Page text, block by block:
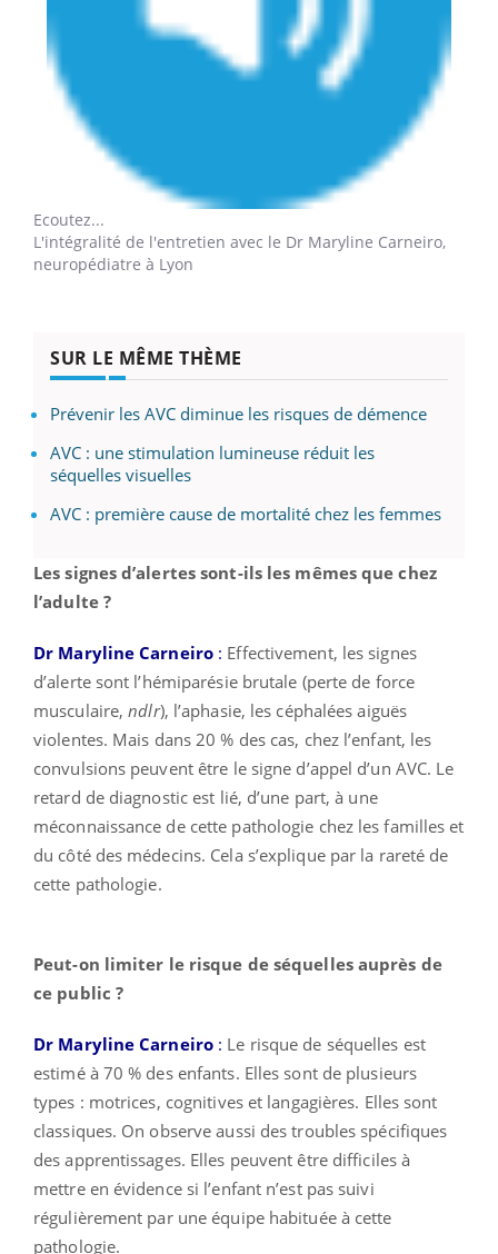
Ecoutez...
L'intégralité de l'entretien avec le Dr Maryline Carneiro,
neuropédiatre à Lyon
SUR LE MÊME THÈME
Prévenir les AVC diminue les risques de démence
AVC : une stimulation lumineuse réduit les
séquelles visuelles
AVC : première cause de mortalité chez les femmes
Les signes d’alertes sont-ils les mêmes que chez
l’adulte ?
Dr Maryline Carneiro : Effectivement, les signes
d’alerte sont l’hémiparésie brutale (perte de force
musculaire,ndlr), l’aphasie, les céphalées aiguës
violentes. Mais dans 20 % des cas, chez l’enfant, les
convulsions peuvent être le signe d’appel d’un AVC. Le
retard de diagnostic est lié, d’une part, à une
méconnaissance de cette pathologie chez les familles et
du côté des médecins. Cela s’explique par la rareté de
cette pathologie.
Peut-on limiter le risque de séquelles auprès de
ce public ?
Dr Maryline Carneiro : Le risque de séquelles est
estimé à 70 % des enfants. Elles sont de plusieurs
types : motrices, cognitives et langagières. Elles sont
classiques. On observe aussi des troubles spécifiques
des apprentissages. Elles peuvent être difficiles à
mettre en évidence si l’enfant n’est pas suivi
régulièrement par une équipe habituée à cette
pathologie.